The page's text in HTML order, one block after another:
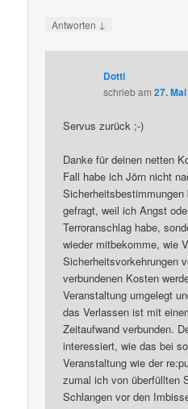
Antworten ↓
Dotti
schriebam27.
Servus zurück ;-)
Danke für deinen netten
Fall habe ich Jörn nicht
gefragt, weil ich Angst
Terroranschlag habe,
wieder mitbekomme, wie
Sicherheitsvorkehrungen
verbundenen Kosten
Veranstaltung umgelegt
das Verlassen ist mit
Zeitaufwand verbunden.
interessiert, wie das bei
Veranstaltung wie der
zumal ich von überfüllten
Schlangen vor den